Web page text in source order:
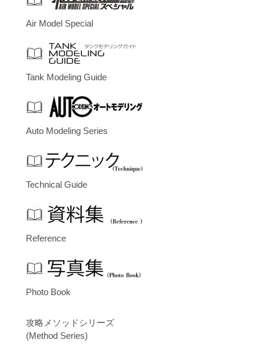
Air Model Special
Tank Modeling Guide
Auto Modeling Series
Technical Guide
Reference
Photo Book
攻略メソッドシリーズ
(Method Series)